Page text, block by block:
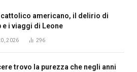
cattolico americano, il delirio di
e i viaggi di Leone
2026 296
trovo la purezza che negli anni